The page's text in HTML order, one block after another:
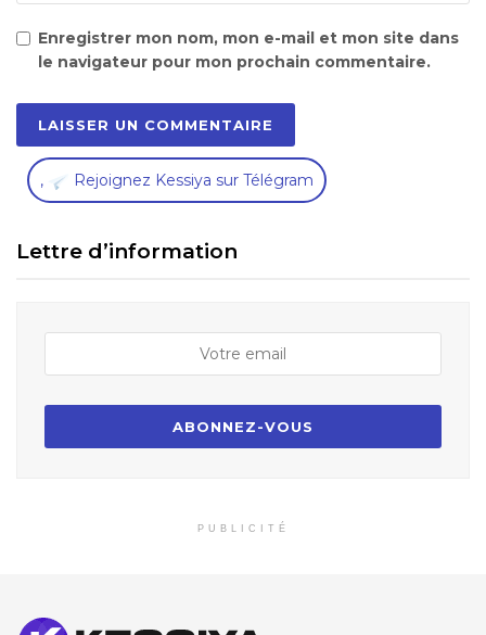
Enregistrer mon nom, mon e-mail et mon site dans
le navigateur pour mon prochain commentaire.
, Rejoignez Kessiya sur Télégram
Lettre d’information
PUBLICITÉ